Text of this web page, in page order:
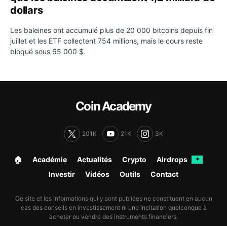
dollars
Les baleines ont accumulé plus de 20 000 bitcoins depuis fin
juillet et les ETF collectent 754 millions, mais le cours reste
bloqué sous 65 000 $.
Coin Academy
201K 21K 3K
🏠︎ Académie Actualités Crypto Airdrops ✦
Investir Vidéos Outils Contact
Ce site et les informations qui y sont publiées ne constituent en aucun
cas des conseils en investissement ni une incitation quelconque à
acheter ou vendre des instruments financiers.